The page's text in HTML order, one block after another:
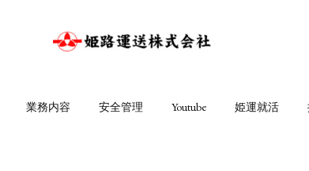
業務内容 安全管理 Youtube 姫運就活